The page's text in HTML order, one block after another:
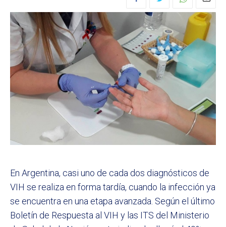
En Argentina, casi uno de cada dos diagnósticos de
VIH se realiza en forma tardía, cuando la infección ya
se encuentra en una etapa avanzada. Según el último
Boletín de Respuesta al VIH y las ITS del Ministerio